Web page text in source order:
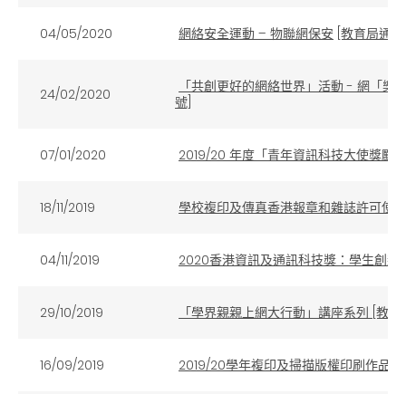
04/05/2020 網絡安全運動 – 物聯網保安 [教育局通
24/02/2020
「共創更好的網絡世界」活動 - 網「樂
號]
07/01/2020 2019/20 年度「青年資訊科技大使獎勵
18/11/2019 學校複印及傳真香港報章和雜誌許可使
04/11/2019 2020香港資訊及通訊科技獎：學生創新
29/10/2019 「學界親親上網大行動」講座系列 [教
16/09/2019 2019/20學年複印及掃描版權印刷作品